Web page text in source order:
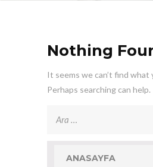
Nothing
It seems we can’t find what
Perhaps searching can help.
ANASAYFA